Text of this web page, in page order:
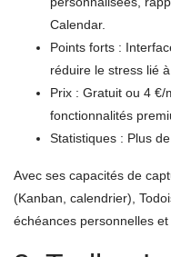
Calendar.
Points forts :
réduire le stress lié
Prix : Gratuit ou 4
fonctionnalités
Statistiques : Plus
Avec ses capacités de
(Kanban, calendrier),
échéances personnelles et